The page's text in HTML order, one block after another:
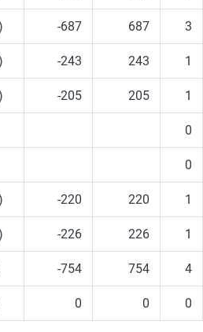
-687 687 3
-243 243 1
-205 205 1
0
0
-220 220 1
-226 226 1
-754 754 4
0 0 0